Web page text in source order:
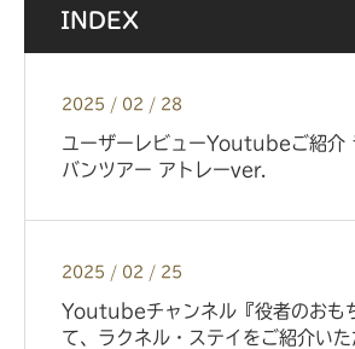
INDEX
2025 / 02 / 28
ユーザーレビューYoutubeご紹介
バンツアー アトレーver.
2025 / 02 / 25
Youtubeチャンネル『役者のおも
て、ラクネル・ステイをご紹介い